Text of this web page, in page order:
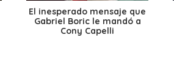
El inesperado mensaje que
Gabriel Boric le mandó a
Cony Capelli